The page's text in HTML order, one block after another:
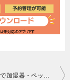
京都市上京区で加湿器・ペットゲージ・水槽などの回収のご依頼 お客様の声